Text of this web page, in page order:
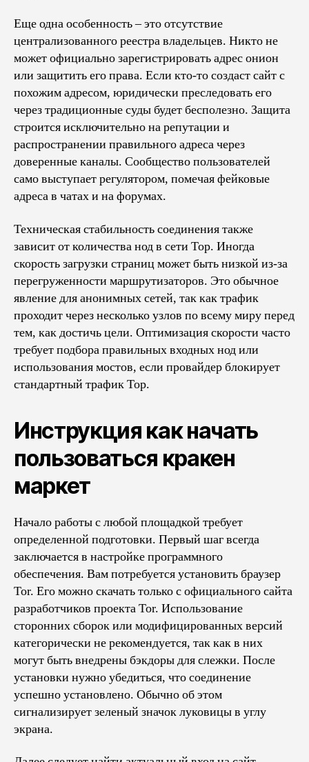
Еще одна особенность – это отсутствие
централизованного реестра владельцев. Никто не
может официально зарегистрировать адрес онион
или защитить его права. Если кто-то создаст сайт с
похожим адресом, юридически преследовать его
через традиционные суды будет бесполезно. Защита
строится исключительно на репутации и
распространении правильного адреса через
доверенные каналы. Сообщество пользователей
само выступает регулятором, помечая фейковые
адреса в чатах и на форумах.
Техническая стабильность соединения также
зависит от количества нод в сети Тор. Иногда
скорость загрузки страниц может быть низкой из-за
перегруженности маршрутизаторов. Это обычное
явление для анонимных сетей, так как трафик
проходит через несколько узлов по всему миру перед
тем, как достичь цели. Оптимизация скорости часто
требует подбора правильных входных нод или
использования мостов, если провайдер блокирует
стандартный трафик Тор.
Инструкция как начать
пользоваться кракен
маркет
Начало работы с любой площадкой требует
определенной подготовки. Первый шаг всегда
заключается в настройке программного
обеспечения. Вам потребуется установить браузер
Tor. Его можно скачать только с официального сайта
разработчиков проекта Tor. Использование
сторонних сборок или модифицированных версий
категорически не рекомендуется, так как в них
могут быть внедрены бэкдоры для слежки. После
установки нужно убедиться, что соединение
успешно установлено. Обычно об этом
сигнализирует зеленый значок луковицы в углу
экрана.